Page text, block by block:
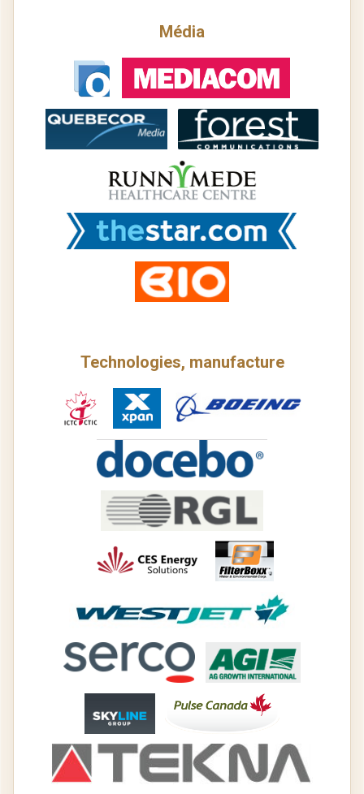
Média
Technologies, manufacture